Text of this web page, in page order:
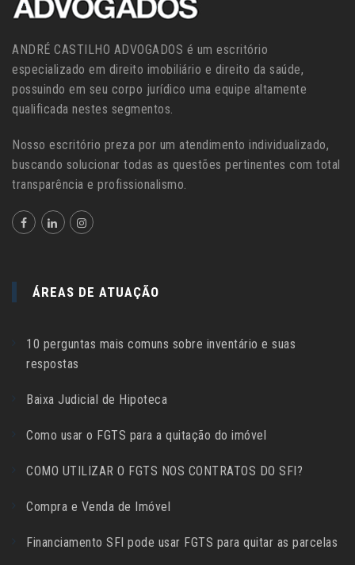
ANDRÉ CASTILHO ADVOGADOS é um escritório
especializado em direito imobiliário e direito da saúde,
possuindo em seu corpo jurídico uma equipe altamente
qualificada nestes segmentos.
Nosso escritório preza por um atendimento individualizado,
buscando solucionar todas as questões pertinentes com total
transparência e profissionalismo.
ÁREAS DE ATUAÇÃO
10 perguntas mais comuns sobre inventário e suas
respostas
Baixa Judicial de Hipoteca
Como usar o FGTS para a quitação do imóvel
COMO UTILIZAR O FGTS NOS CONTRATOS DO SFI?
Compra e Venda de Imóvel
Financiamento SFI pode usar FGTS para quitar as parcelas